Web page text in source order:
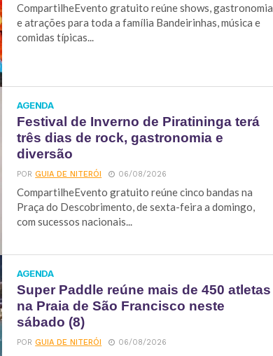
CompartilheEvento gratuito reúne shows, gastronomia
e atrações para toda a família Bandeirinhas, música e
comidas típicas...
AGENDA
Festival de Inverno de Piratininga terá
três dias de rock, gastronomia e
diversão
PORGUIA DE NITERÓI 06/08/2026
CompartilheEvento gratuito reúne cinco bandas na
Praça do Descobrimento, de sexta-feira a domingo,
com sucessos nacionais...
AGENDA
Super Paddle reúne mais de 450 atletas
na Praia de São Francisco neste
sábado (8)
PORGUIA DE NITERÓI 06/08/2026